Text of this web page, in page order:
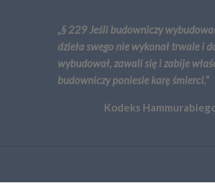
„§ 229 Jeśli budowniczy
dzieła swego nie wykonał trwale i
wybudował, zawali się i zabije
budowniczy poniesie karę śmierci.”
Kodeks